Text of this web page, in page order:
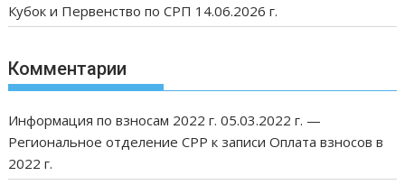
Кубок и Первенство по СРП 14.06.2026 г.
Комментарии
Информация по взносам 2022 г. 05.03.2022 г. —
Региональное отделение СРР к записиОплата взносов в
2022 г.